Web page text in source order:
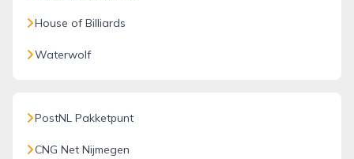
House of Billiards
Waterwolf
PostNL Pakketpunt
CNG Net Nijmegen